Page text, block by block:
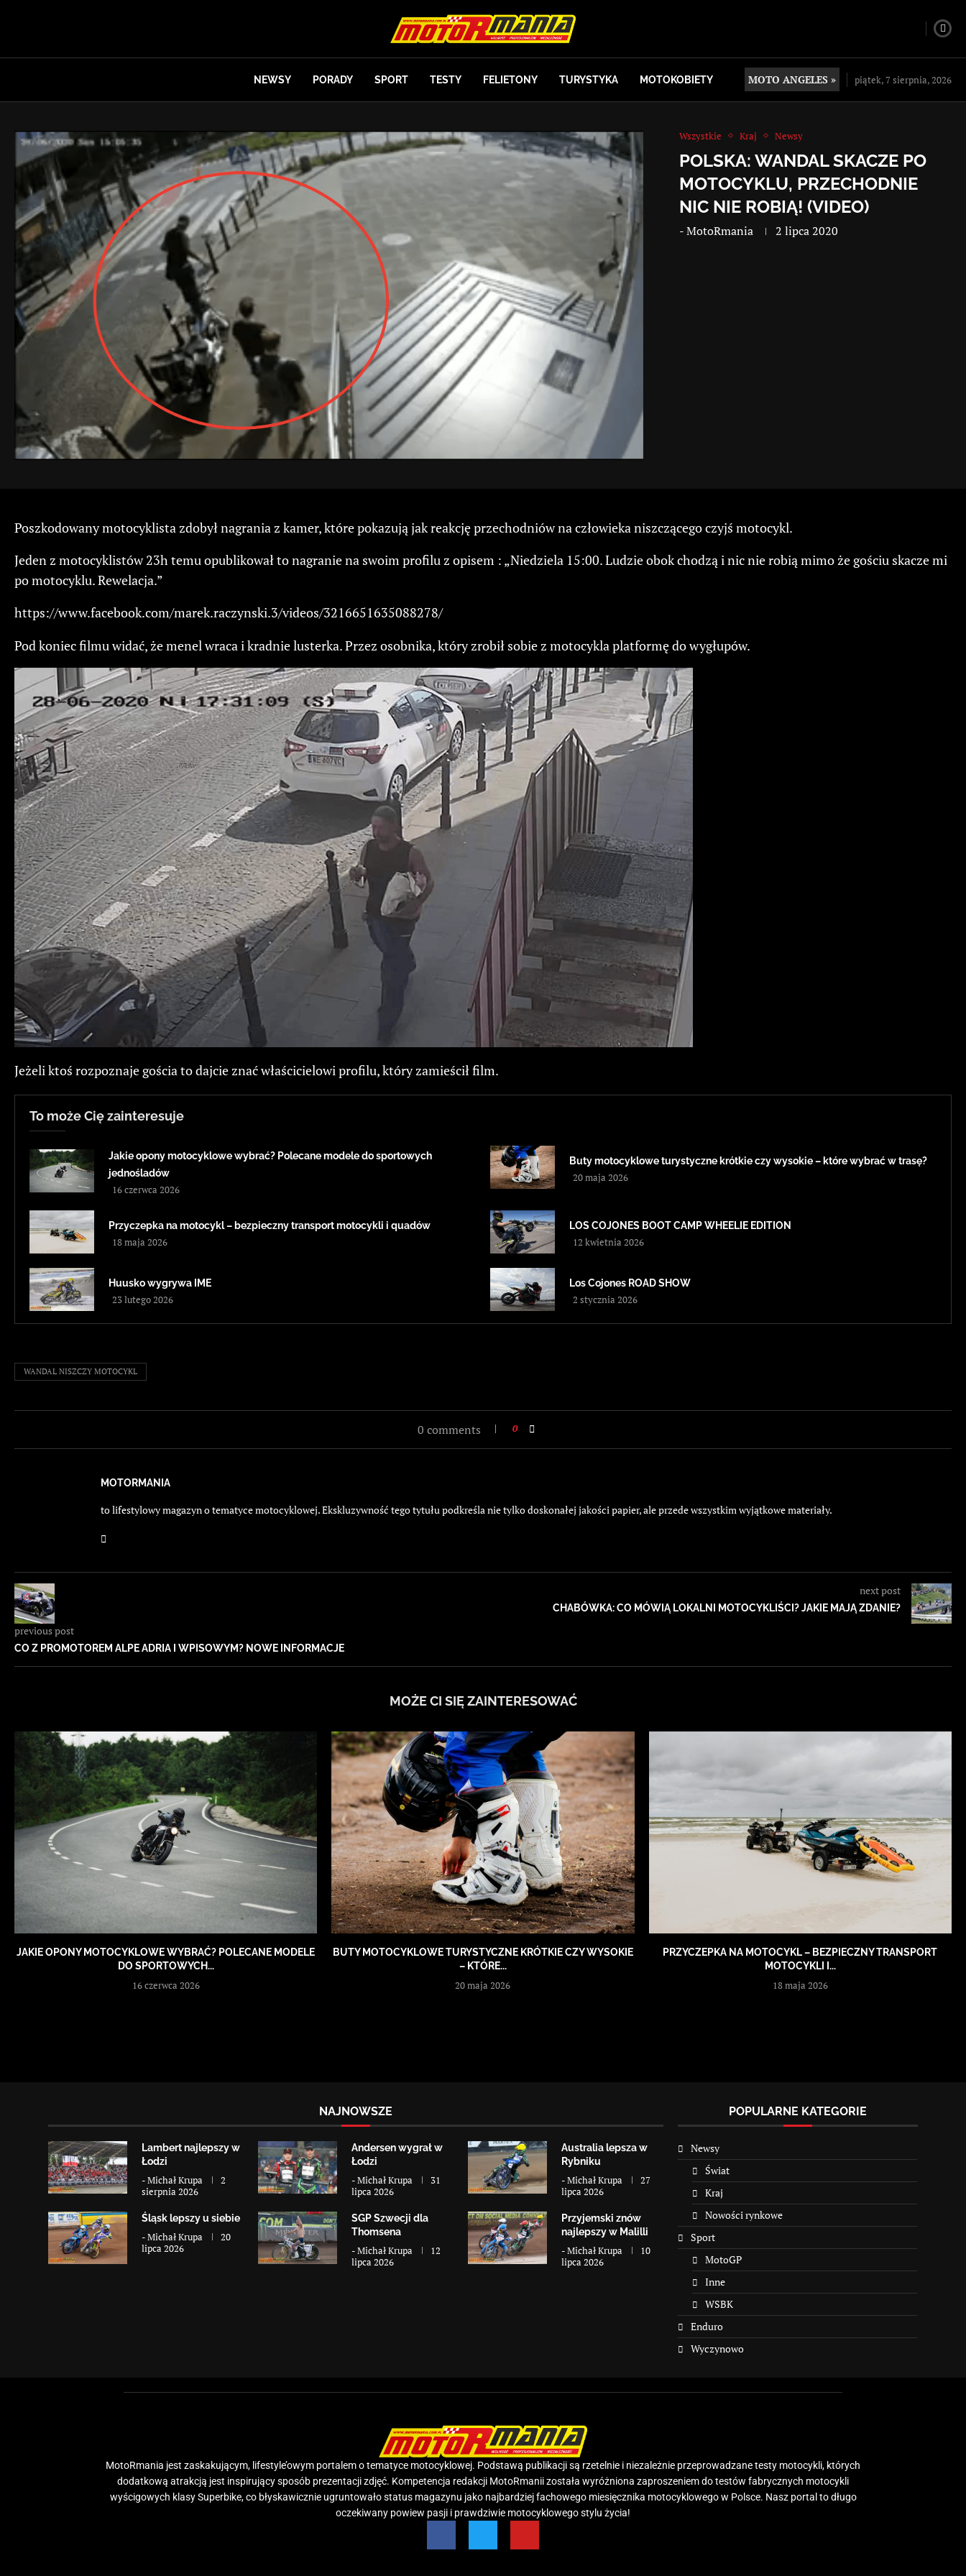
NEWSY PORADY SPORT TESTY FELIETONY TURYSTYKA MOTOKOBIETY MOTO ANGELES » piątek, 7 sierpnia, 2026
Wszystkie Kraj Newsy
POLSKA: WANDAL SKACZE PO
MOTOCYKLU, PRZECHODNIE
NIC NIE ROBIĄ! (VIDEO)
-MotoRmania 2 lipca 2020
Poszkodowany motocyklista zdobył nagrania z kamer, które pokazują jak reakcję przechodniów na człowieka niszczącego czyjś motocykl.
Jeden z motocyklistów 23h temu opublikował to nagranie na swoim profilu z opisem : „Niedziela 15:00. Ludzie obok chodzą i nic nie robią mimo że gościu skacze mi
po motocyklu. Rewelacja.”
https://www.facebook.com/marek.raczynski.3/videos/3216651635088278/
Pod koniec filmu widać, że menel wraca i kradnie lusterka. Przez osobnika, który zrobił sobie z motocykla platformę do wygłupów.
Jeżeli ktoś rozpoznaje gościa to dajcie znać właścicielowi profilu, który zamieścił film.
To może Cię zainteresuje
Jakie opony motocyklowe wybrać? Polecane modele do sportowych
jednośladów
16 czerwca 2026
Buty motocyklowe turystyczne krótkie czy wysokie – które wybrać w trasę?
20 maja 2026
Przyczepka na motocykl – bezpieczny transport motocykli i quadów
18 maja 2026
LOS COJONES BOOT CAMP WHEELIE EDITION
12 kwietnia 2026
Huusko wygrywa IME
23 lutego 2026
Los Cojones ROAD SHOW
2 stycznia 2026
WANDAL NISZCZY MOTOCYKL
0 comments 0
MOTORMANIA
to lifestylowy magazyn o tematyce motocyklowej. Ekskluzywność tego tytułu podkreśla nie tylko doskonałej jakości papier, ale przede wszystkim wyjątkowe materiały.
previous post
CO Z PROMOTOREM ALPE ADRIA I WPISOWYM? NOWE INFORMACJE
next post
CHABÓWKA: CO MÓWIĄ LOKALNI MOTOCYKLIŚCI? JAKIE MAJĄ ZDANIE?
MOŻE CI SIĘ ZAINTERESOWAĆ
JAKIE OPONY MOTOCYKLOWE WYBRAĆ? POLECANE MODELE
DO SPORTOWYCH...
16 czerwca 2026
BUTY MOTOCYKLOWE TURYSTYCZNE KRÓTKIE CZY WYSOKIE
– KTÓRE...
20 maja 2026
PRZYCZEPKA NA MOTOCYKL – BEZPIECZNY TRANSPORT
MOTOCYKLI I...
18 maja 2026
NAJNOWSZE
Lambert najlepszy w
Łodzi
-Michał Krupa
2
sierpnia 2026
Andersen wygrał w
Łodzi
-Michał Krupa
31
lipca 2026
Australia lepsza w
Rybniku
-Michał Krupa
27
lipca 2026
Śląsk lepszy u siebie
-Michał Krupa
20
lipca 2026
SGP Szwecji dla
Thomsena
-Michał Krupa
12
lipca 2026
Przyjemski znów
najlepszy w Malilli
-Michał Krupa
10
lipca 2026
POPULARNE KATEGORIE
Newsy
Świat
Kraj
Nowości rynkowe
Sport
MotoGP
Inne
WSBK
Enduro
Wyczynowo
MotoRmania jest zaskakującym, lifestyle’owym portalem o tematyce motocyklowej. Podstawą publikacji są rzetelnie i niezależnie przeprowadzane testy motocykli, których
dodatkową atrakcją jest inspirujący sposób prezentacji zdjęć. Kompetencja redakcji MotoRmanii została wyróżniona zaproszeniem do testów fabrycznych motocykli
wyścigowych klasy Superbike, co błyskawicznie ugruntowało status magazynu jako najbardziej fachowego miesięcznika motocyklowego w Polsce. Nasz portal to długo
oczekiwany powiew pasji i prawdziwie motocyklowego stylu życia!